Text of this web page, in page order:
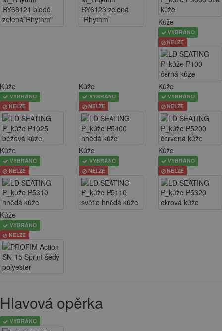
Kůže
VYBRÁNO
NELZE
Kůže
VYBRÁNO
NELZE
Kůže
VYBRÁNO
NELZE
Kůže
VYBRÁNO
NELZE
Kůže
VYBRÁNO
NELZE
Kůže
VYBRÁNO
NELZE
Kůže
VYBRÁNO
NELZE
Kůže
VYBRÁNO
NELZE
Hlavová opěrka
VYBRÁNO